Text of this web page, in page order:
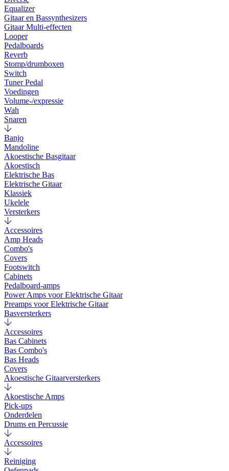
Equalizer
Gitaar en Bassynthesizers
Gitaar Multi-effecten
Looper
Pedalboards
Reverb
Stomp/drumboxen
Switch
Tuner Pedal
Voedingen
Volume-/expressie
Wah
Snaren
Banjo
Mandoline
Akoestische Basgitaar
Akoestisch
Elektrische Bas
Elektrische Gitaar
Klassiek
Ukelele
Versterkers
Accessoires
Amp Heads
Combo's
Covers
Footswitch
Cabinets
Pedalboard-amps
Power Amps voor Elektrische Gitaar
Preamps voor Elektrische Gitaar
Basversterkers
Accessoires
Bas Cabinets
Bas Combo's
Bas Heads
Covers
Akoestische Gitaarversterkers
Akoestische Amps
Pick-ups
Onderdelen
Drums en Percussie
Accessoires
Reiniging